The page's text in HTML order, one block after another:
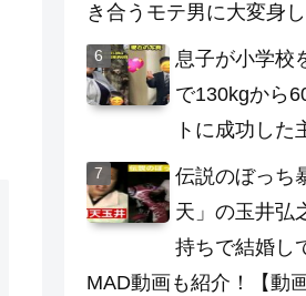
き合うモテ男に大変身
息子が小学校
で130kgから
トに成功した
伝説のぼっち
天」の玉井弘
持ちで結婚し
MAD動画も紹介！【動画